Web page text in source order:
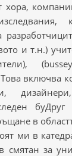
хора,
и т.н.)
Това включва
буДруг
в
ми в
смятан за